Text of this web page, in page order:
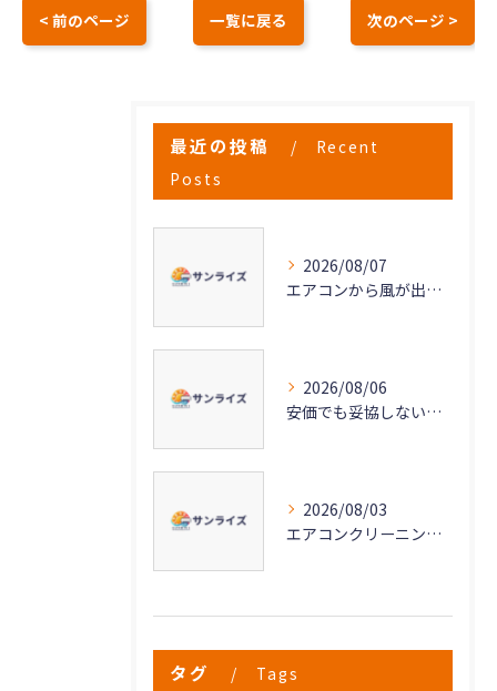
< 前のページ 一覧に戻る 次のページ >
最近の投稿
Recent
Posts
2026/08/07
エアコンから風が出ない原因と対策法
2026/08/06
安価でも妥協しない高品質なエアコンクリーニングの秘密
2026/08/03
エアコンクリーニングで実現する快適な空気環境づくり
タグ Tags